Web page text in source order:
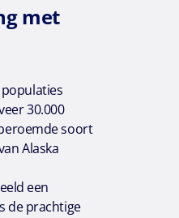
met
30.000
soort
Alaska
een
de prachtige